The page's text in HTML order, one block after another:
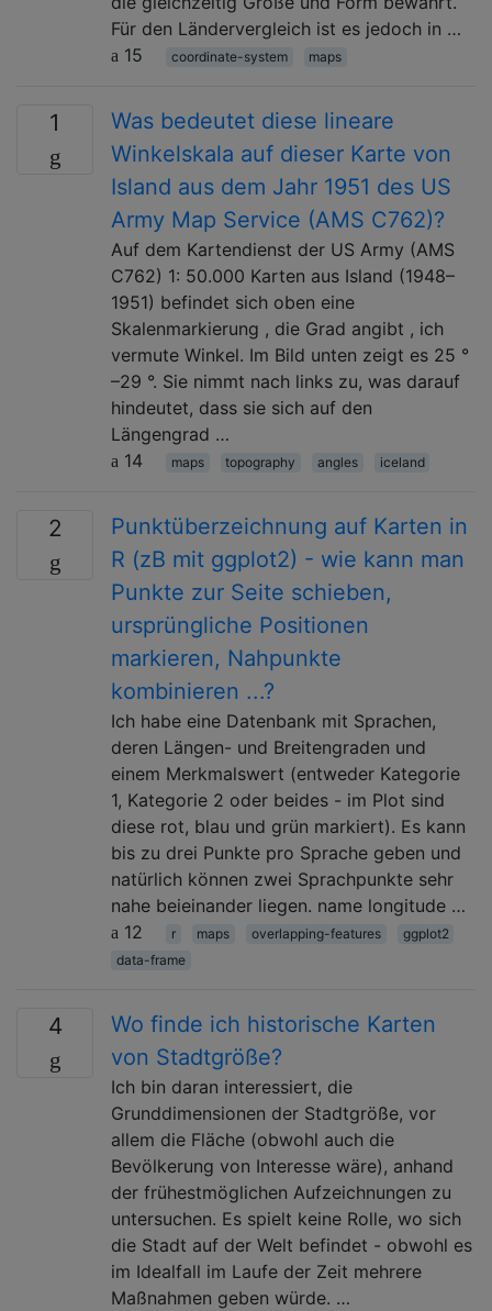
Für den Ländervergleich ist es jedoch in …
15
coordinate-system maps
1
Was bedeutet diese lineare
Winkelskala auf dieser Karte von
Island aus dem Jahr 1951 des US
Army Map Service (AMS C762)?
Auf dem Kartendienst der US Army (AMS
C762) 1: 50.000 Karten aus Island (1948–
1951) befindet sich oben eine
Skalenmarkierung , die Grad angibt , ich
vermute Winkel. Im Bild unten zeigt es 25 °
–29 °. Sie nimmt nach links zu, was darauf
hindeutet, dass sie sich auf den
Längengrad …
14
maps topography angles iceland
2
Punktüberzeichnung auf Karten in
R (zB mit ggplot2) - wie kann man
Punkte zur Seite schieben,
ursprüngliche Positionen
markieren, Nahpunkte
kombinieren ...?
Ich habe eine Datenbank mit Sprachen,
deren Längen- und Breitengraden und
einem Merkmalswert (entweder Kategorie
1, Kategorie 2 oder beides - im Plot sind
diese rot, blau und grün markiert). Es kann
bis zu drei Punkte pro Sprache geben und
natürlich können zwei Sprachpunkte sehr
nahe beieinander liegen. name longitude …
12
r maps overlapping-features
ggplot2
data-frame
4
Wo finde ich historische Karten
von Stadtgröße?
Ich bin daran interessiert, die
Grunddimensionen der Stadtgröße, vor
allem die Fläche (obwohl auch die
Bevölkerung von Interesse wäre), anhand
der frühestmöglichen Aufzeichnungen zu
untersuchen. Es spielt keine Rolle, wo sich
die Stadt auf der Welt befindet - obwohl es
im Idealfall im Laufe der Zeit mehrere
Maßnahmen geben würde. …